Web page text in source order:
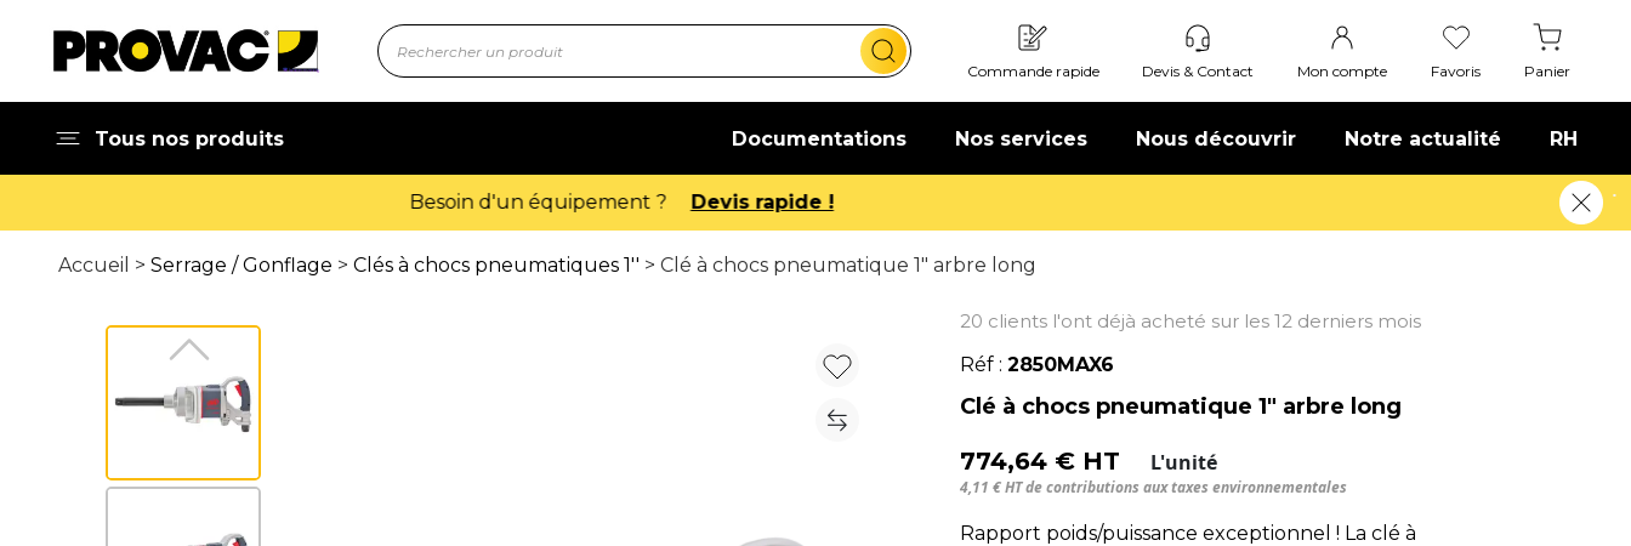
Commande rapide Devis & Contact Mon compte Favoris Panier
Tous nos produits Documentations Nos services Nous découvrir Notre actualité RH
Offre de bienvenue : 20€ offerts !
Accueil > Serrage / Gonflage > Clés à chocs pneumatiques 1'' > Clé à chocs pneumatique 1" arbre long
20 clients l'ont déjà acheté sur les 12 derniers mois
Réf : 2850MAX6
Clé à chocs pneumatique 1" arbre long
774,64 € HT L'unité
4,11 € HT de contributions aux taxes environnementales
Rapport poids/puissance exceptionnel ! La clé à